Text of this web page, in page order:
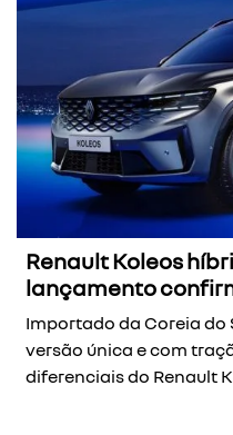
Renault Koleos
lançamento
Importado da Coreia do
versão única e com
diferenciais do Renault